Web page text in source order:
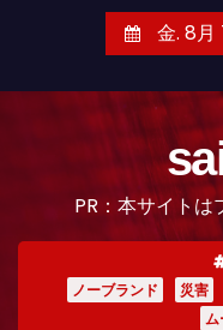
金. 8
PR：本サイト
ノーブランド 災害
ム